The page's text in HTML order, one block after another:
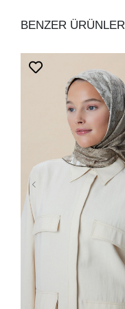
BENZER ÜRÜNLER